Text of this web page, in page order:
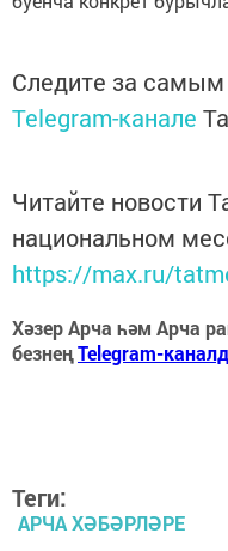
Следите за
Telegram-канале
Читайте новости
национальном
https://max.ru/
Хәзер Арча һәм Арча
безнеңTelegram-
Теги:
АРЧА ХӘБӘРЛӘРЕ